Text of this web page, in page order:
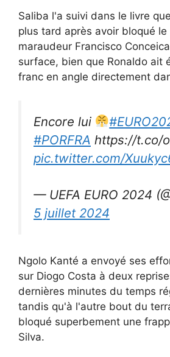
Saliba l'a suivi dans le livre
plus tard après avoir bloqué
maraudeur Francisco
surface, bien que Ronaldo ait
franc en angle directement
Encore lui
#PORFRA https://t.co/
pic.twitter.com/
— UEFA EURO 2024
5 juillet 2024
Ngolo Kanté a envoyé ses
sur Diogo Costa à deux
dernières minutes du temps
tandis qu'à l'autre bout du
bloqué superbement une
Silva.